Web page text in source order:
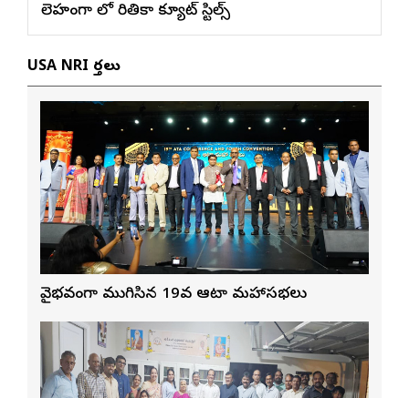
లెహంగా లో రితికా క్యూట్ స్టిల్స్
USA NRI వార్తలు
వైభవంగా ముగిసిన 19వ ఆటా మహాసభలు